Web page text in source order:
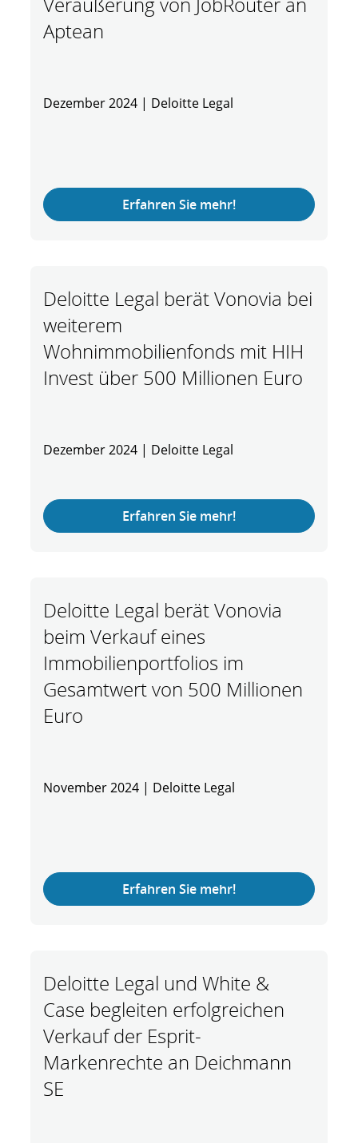
Aptean
Dezember 2024 | Deloitte Legal
Erfahren Sie mehr!
Deloitte Legal berät Vonovia bei
weiterem
Wohnimmobilienfonds mit HIH
Invest über 500 Millionen Euro
Dezember 2024 | Deloitte Legal
Erfahren Sie mehr!
Deloitte Legal berät Vonovia
beim Verkauf eines
Immobilienportfolios im
Gesamtwert von 500 Millionen
Euro
November 2024 | Deloitte Legal
Erfahren Sie mehr!
Deloitte Legal und White &
Case begleiten erfolgreichen
Verkauf der Esprit-
Markenrechte an Deichmann
SE